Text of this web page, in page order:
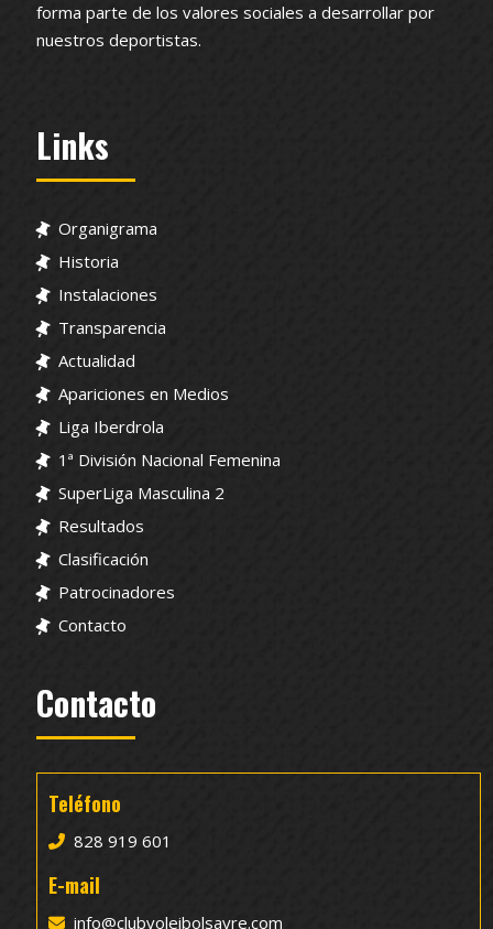
forma parte de los valores sociales a desarrollar por
nuestros deportistas.
Links
Organigrama
Historia
Instalaciones
Transparencia
Actualidad
Apariciones en Medios
Liga Iberdrola
1ª División Nacional Femenina
SuperLiga Masculina 2
Resultados
Clasificación
Patrocinadores
Contacto
Contacto
Teléfono
828 919 601
E-mail
info@clubvoleibolsayre.com